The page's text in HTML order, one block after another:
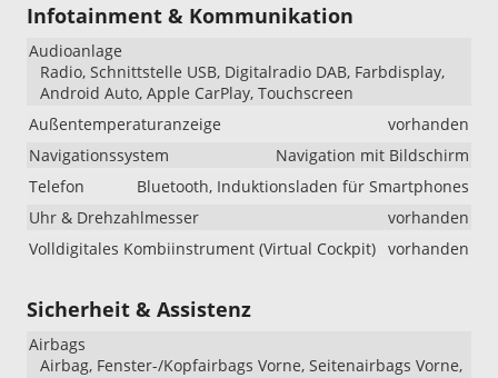
Infotainment & Kommunikation
Audioanlage
Radio, Schnittstelle USB, Digitalradio DAB, Farbdisplay,
Android Auto, Apple CarPlay, Touchscreen
Außentemperaturanzeige
vorhanden
Navigationssystem
Navigation mit Bildschirm
Telefon
Bluetooth, Induktionsladen für Smartphones
Uhr & Drehzahlmesser
vorhanden
Volldigitales Kombiinstrument (Virtual Cockpit) vorhanden
Sicherheit & Assistenz
Airbags
Airbag, Fenster-/Kopfairbags Vorne, Seitenairbags Vorne,